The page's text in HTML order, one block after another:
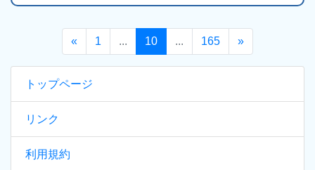
トップページ
リンク
利用規約
« 1 ... 10 ... 165 »